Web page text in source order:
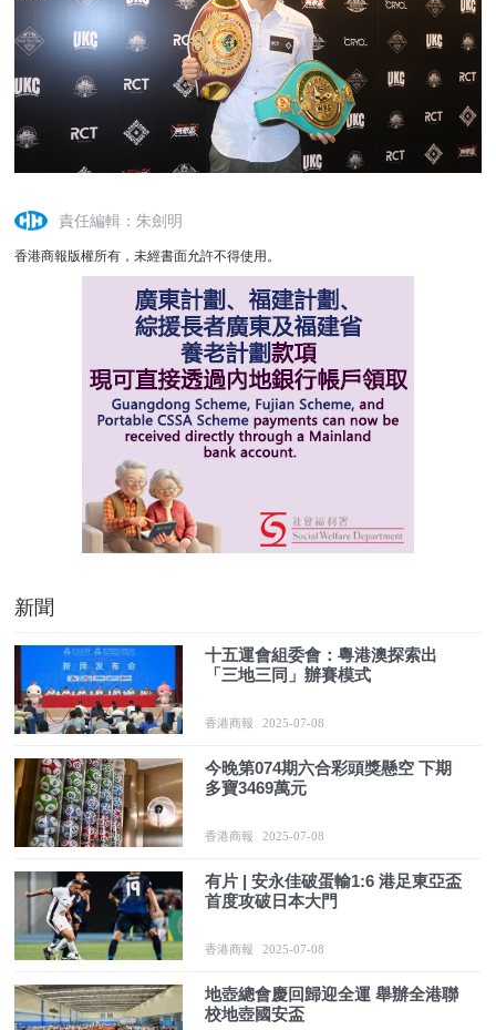
責任編輯：朱劍明
香港商報版權所有，未經書面允許不得使用。
新聞
十五運會組委會：粵港澳探索出
「三地三同」辦賽模式
香港商報 2025-07-08
今晚第074期六合彩頭獎懸空 下期
多寶3469萬元
香港商報 2025-07-08
有片 | 安永佳破蛋輸1:6 港足東亞盃
首度攻破日本大門
香港商報 2025-07-08
地壺總會慶回歸迎全運 舉辦全港聯
校地壺國安盃